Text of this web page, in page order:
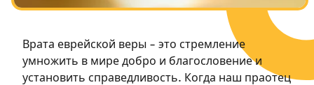
Врата еврейской веры – это стремление
умножить в мире добро и благословение и
установить справедливость. Когда наш праотец